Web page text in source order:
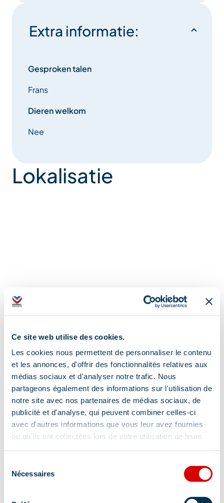
Ce site web utilise des cookies.
Les cookies nous permettent de personnaliser le contenu
et les annonces, d'offrir des fonctionnalités relatives aux
médias sociaux et d'analyser notre trafic. Nous
partageons également des informations sur l'utilisation de
notre site avec nos partenaires de médias sociaux, de
publicité et d'analyse, qui peuvent combiner celles-ci
avec d'autres informations que vous leur avez fournies
ou qu'ils ont collectées lors de votre utilisation de leurs
Nécessaires
Extra informatie:
Gesproken talen
Frans
Dieren welkom
Nee
Lokalisatie